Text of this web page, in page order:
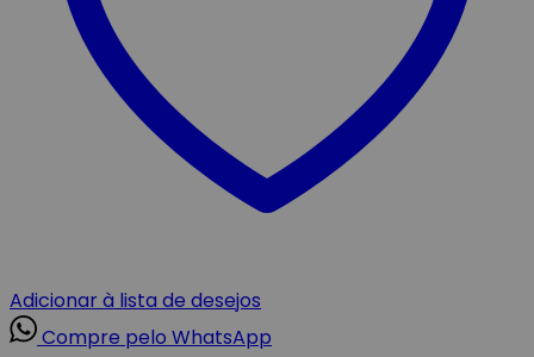
Adicionar à lista de desejos
Compre pelo WhatsApp